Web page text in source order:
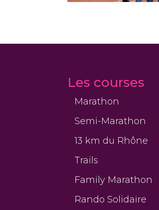
Les courses
Marathon
Semi-Marathon
13 km du Rhône
Trails
Family Marathon
Rando Solidaire